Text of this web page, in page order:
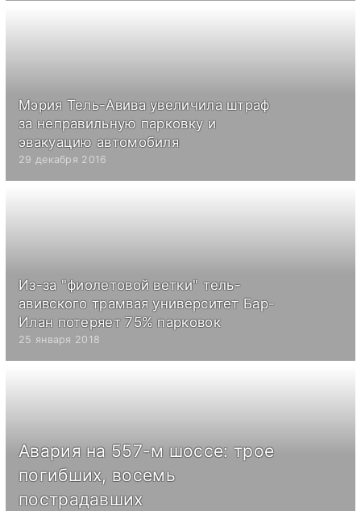
Мэрия Тель-Авива увеличила штраф
за неправильную парковку и
эвакуацию автомобиля
29 декабря 2016
Из-за "фиолетовой ветки" тель-
авивского трамвая университет Бар-
Илан потеряет 75% парковок
25 января 2018
Авария на 557-м шоссе: трое
погибших, восемь
пострадавших